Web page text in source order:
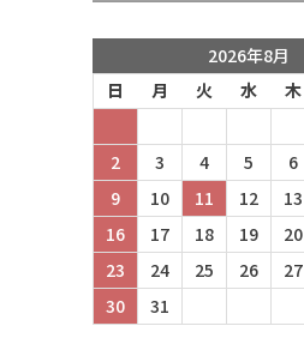
2026年8月
日
月 火 水 木
2
3 4 5 6
9
10 11 12 13
16
17 18 19 20
23
24 25 26 27
30
31